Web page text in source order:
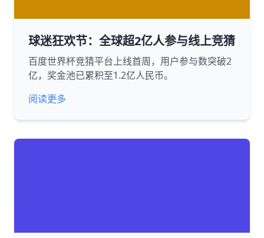
球迷狂欢节：全球超2亿人参与线上竞猜
百度世界杯竞猜平台上线首周，用户参与数突破2
亿，奖金池已累积至1.2亿人民币。
阅读更多